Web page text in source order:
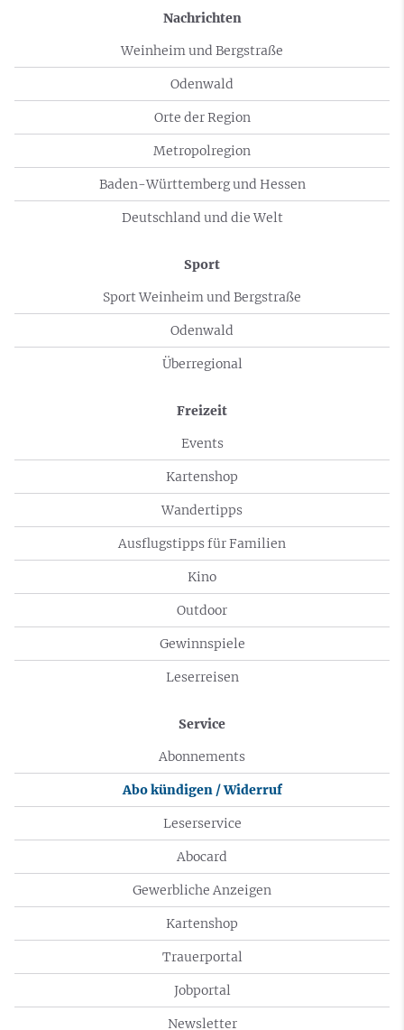
Nachrichten
Weinheim und Bergstraße
Odenwald
Orte der Region
Metropolregion
Baden-Württemberg und Hessen
Deutschland und die Welt
Sport
Sport Weinheim und Bergstraße
Odenwald
Überregional
Freizeit
Events
Kartenshop
Wandertipps
Ausflugstipps für Familien
Kino
Outdoor
Gewinnspiele
Leserreisen
Service
Abonnements
Abo kündigen / Widerruf
Leserservice
Abocard
Gewerbliche Anzeigen
Kartenshop
Trauerportal
Jobportal
Newsletter